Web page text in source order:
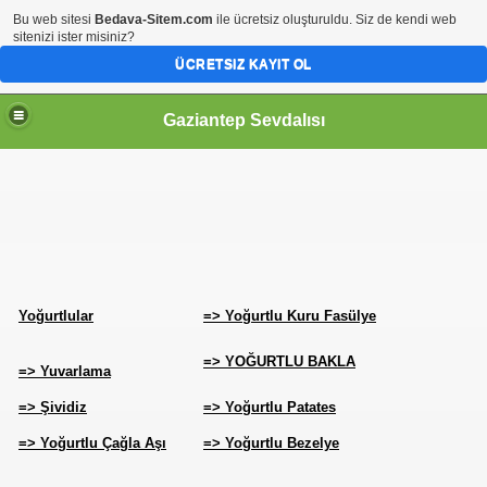
Gaziantep Sevdalısı
Yoğurtlular => Yoğurtlu Kuru Fasülye
=> Yuvarlama
=> YOĞURTLU BAKLA
=> Şividiz => Yoğurtlu Patates
=> Yoğurtlu Çağla Aşı => Yoğurtlu Bezelye
Bu web sitesi Bedava-Sitem.com ile ücretsiz oluşturuldu. Siz de kendi web
sitenizi ister misiniz?
ÜCRETSIZ KAYIT OL